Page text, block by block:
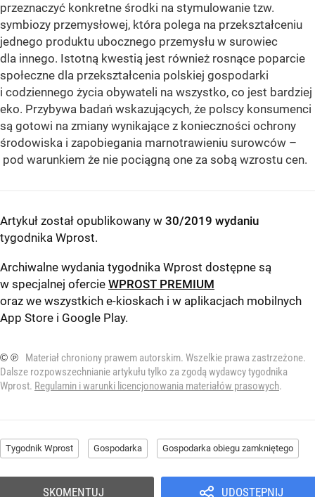
przeznaczyć konkretne środki na stymulowanie tzw.
symbiozy przemysłowej, która polega na przekształceniu
jednego produktu ubocznego przemysłu w surowiec
dla innego. Istotną kwestią jest również rosnące poparcie
społeczne dla przekształcenia polskiej gospodarki
i codziennego życia obywateli na wszystko, co jest bardziej
eko. Przybywa badań wskazujących, że polscy konsumenci
są gotowi na zmiany wynikające z konieczności ochrony
środowiska i zapobiegania marnotrawieniu surowców –
pod warunkiem że nie pociągną one za sobą wzrostu cen.
Artykuł został opublikowany w 30/2019 wydaniu
tygodnika Wprost.
Archiwalne wydania tygodnika Wprost dostępne są
w specjalnej ofercie WPROST PREMIUM
oraz we wszystkich e-kioskach i w aplikacjach mobilnych
App Store i Google Play.
© ℗
Materiał chroniony prawem autorskim. Wszelkie prawa zastrzeżone.
Dalsze rozpowszechnianie artykułu tylko za zgodą wydawcy tygodnika
Wprost. Regulamin i warunki licencjonowania materiałów prasowych.
Tygodnik Wprost Gospodarka Gospodarka obiegu zamkniętego
UDOSTĘPNIJ
SKOMENTUJ